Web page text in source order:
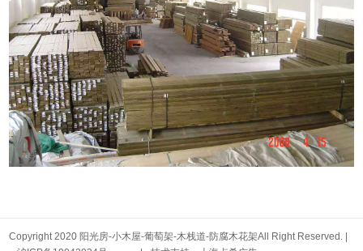
Copyright 2020 阳光房-小木屋-葡萄架-木栈道-防腐木花架All Right Reserved. |